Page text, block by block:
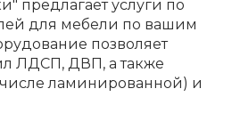
предлагает услуги по
для мебели по вашим
позволяет
ЛДСП, ДВП, а также
ламинированной) и